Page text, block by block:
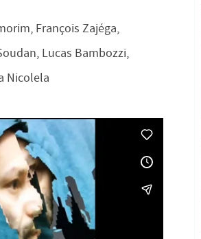
François Zajéga,
Lucas Bambozzi,
Nicolela